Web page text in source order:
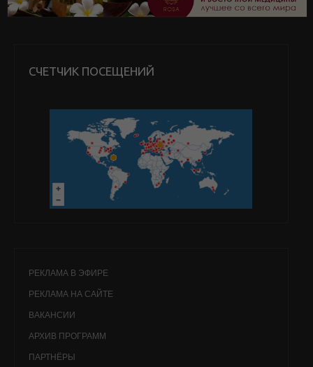
СЧЕТЧИК ПОСЕЩЕНИЙ
РЕКЛАМА В ЭФИРЕ
РЕКЛАМА НА САЙТЕ
ВАКАНСИИ
АРХИВ ПРОГРАММ
ПАРТНЁРЫ